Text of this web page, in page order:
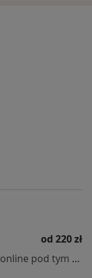
od 220 zł
Specjalista nie oferuje umawiania online pod tym adresem.